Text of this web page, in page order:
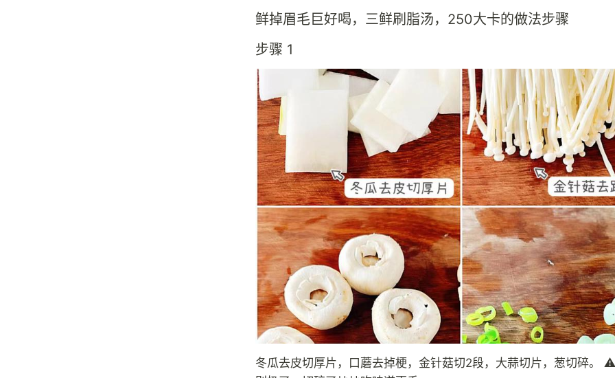
鲜掉眉毛巨好喝，三鲜刷脂汤，250大卡的做法步骤
步骤 1
冬瓜去皮切厚片，口蘑去掉梗，金针菇切2段，大蒜切片，葱切碎。